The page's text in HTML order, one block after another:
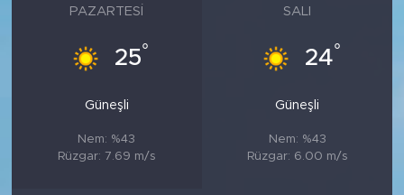
PAZARTESI
25°
Güneşli
Nem: %43
Rüzgar: 7.69 m/s
SALI
24°
Güneşli
Nem: %43
Rüzgar: 6.00 m/s